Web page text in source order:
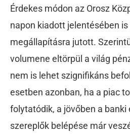
Érdekes módon az Orosz
napon kiadott jelentésében
megállapításra jutott.
volumene eltörpül a világ
nem is lehet szignifikáns
esetben azonban, ha a piac
folytatódik, a jövőben a
szereplők belépése már